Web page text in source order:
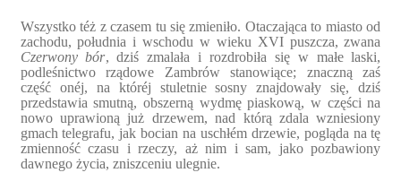
Wszystko téż z czasem tu się zmieniło. Otaczająca to miasto od
zachodu, południa i wschodu w wieku XVI puszcza, zwana
Czerwony bór, dziś zmalała i rozdrobiła się w małe laski,
podleśnictwo rządowe Zambrów stanowiące; znaczną zaś
część onéj, na któréj stuletnie sosny znajdowały się, dziś
przedstawia smutną, obszerną wydmę piaskową, w części na
nowo uprawioną już drzewem, nad którą zdala wzniesiony
gmach telegrafu, jak bocian na uschłém drzewie, pogląda na tę
zmienność czasu i rzeczy, aż nim i sam, jako pozbawiony
dawnego życia, zniszceniu ulegnie.